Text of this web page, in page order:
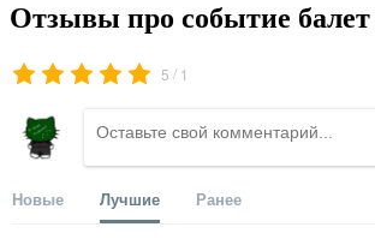
Отзывы про событие
5 / 1
Новые Лучшие Ранее